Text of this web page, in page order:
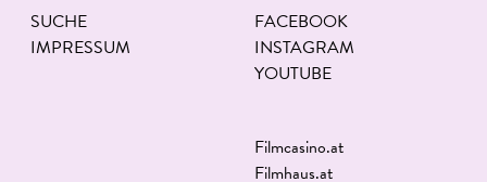
SUCHE
IMPRESSUM
FACEBOOK
INSTAGRAM
YOUTUBE
Filmcasino.at
Filmhaus.at